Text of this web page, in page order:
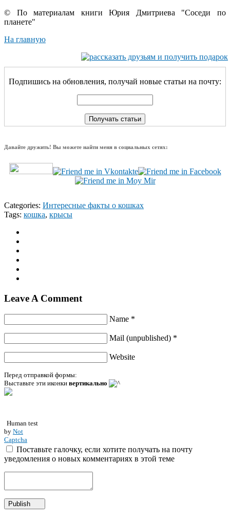
© По материалам книги Юрия Дмитриева "Соседи по
планете"
На главную
Подпишись на обновления, получай новые статьи на почту:
Давайте дружить! Вы можете найти меня в социальных сетях:
Categories: Интересные факты о кошках
Tags: кошка, крысы
Leave A Comment
Name *
Mail (unpublished) *
Website
Перед отправкой формы:
Выставьте эти иконки вертикально
Human test
by Not
Captcha
Поставьте галочку, если хотите получать на почту
уведомления о новых комментариях в этой теме